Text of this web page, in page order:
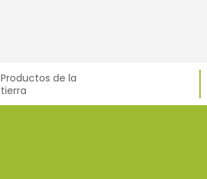
Productos de la
tierra